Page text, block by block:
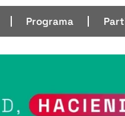
Programa